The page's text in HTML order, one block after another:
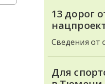
13 дорог
Сведения от
Для